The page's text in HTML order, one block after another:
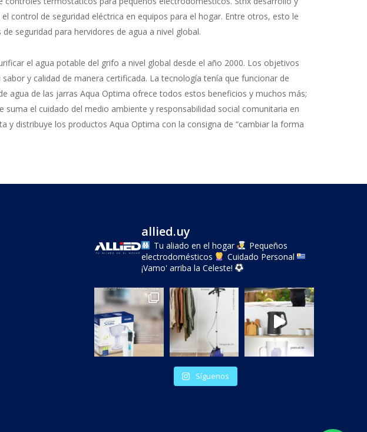
control de seguridad eléctrica en equipos para el hogar. Entre otros, esto le
seguridad para hervidores de agua a nivel global.
el agua potable del grifo a nivel global desde el año 2000. Los objetivos
y calidad de manera certificada. La tecnología tenía que funcionar de
de las jarras Aqua Optima ofrece todos estos beneficios y muchos más;
el cuidado del medio ambiente y responsabilidad social comunitaria en
y distribuye los productos Aqua Optima con la consigna de “cambiar la forma
allied.uy
Tu aliado en el hogar
Pequeños
electrodomésticos
Cuidado Personal
¡Vamo' arriba la Celeste!
Síguenos